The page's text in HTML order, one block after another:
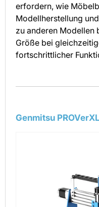
erfordern, wie
Modellherstellung
zu anderen Modellen
Größe bei
fortschrittlicher
Genmitsu